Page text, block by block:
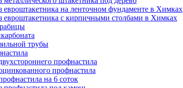
евроштакетника на ленточном фундаменте в Химках
евроштакетника с кирпичными столбами в Химках
трубы
профнастила
профнастила
на 6 соток